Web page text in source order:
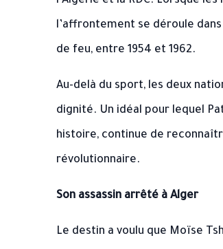
l’affrontement se déroule
de feu, entre 1954 et 1962.
Au-delà du sport, les deux
dignité. Un idéal pour lequel
histoire, continue de
révolutionnaire.
Son assassin arrêté à Alger
Le destin a voulu que Moïse